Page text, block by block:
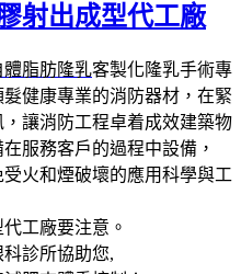
射出成型代工廠
體脂肪隆乳客製化隆乳手術專
健康專業的消防器材，在緊
讓消防工程卓着成效建築物
服務客戶的過程中設備，
火和煙破壞的應用科學與工
工廠要注意。
診所協助您,